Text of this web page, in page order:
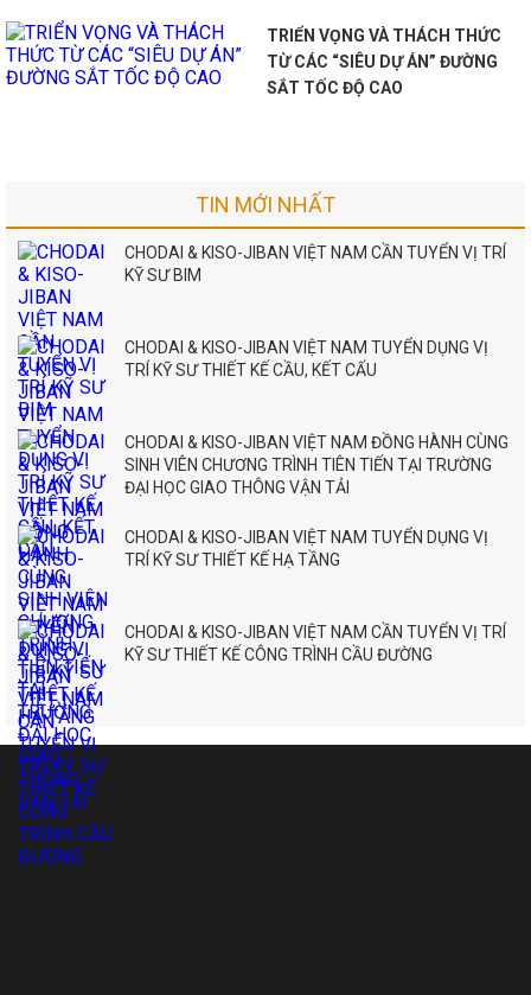
TRIỂN VỌNG VÀ THÁCH THỨC
TỪ CÁC “SIÊU DỰ ÁN” ĐƯỜNG
SẮT TỐC ĐỘ CAO
TIN MỚI NHẤT
CHODAI & KISO-JIBAN VIỆT NAM CẦN TUYỂN VỊ TRÍ
KỸ SƯ BIM
CHODAI & KISO-JIBAN VIỆT NAM TUYỂN DỤNG VỊ
TRÍ KỸ SƯ THIẾT KẾ CẦU, KẾT CẤU
CHODAI & KISO-JIBAN VIỆT NAM ĐỒNG HÀNH CÙNG
SINH VIÊN CHƯƠNG TRÌNH TIÊN TIẾN TẠI TRƯỜNG
ĐẠI HỌC GIAO THÔNG VẬN TẢI
CHODAI & KISO-JIBAN VIỆT NAM TUYỂN DỤNG VỊ
TRÍ KỸ SƯ THIẾT KẾ HẠ TẦNG
CHODAI & KISO-JIBAN VIỆT NAM CẦN TUYỂN VỊ TRÍ
KỸ SƯ THIẾT KẾ CÔNG TRÌNH CẦU ĐƯỜNG